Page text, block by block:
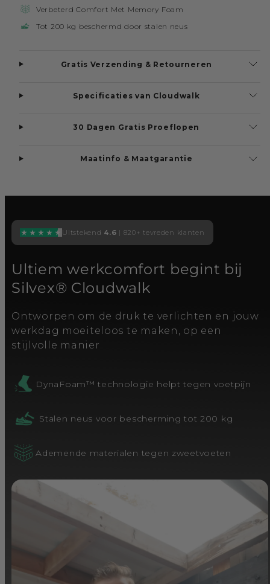
Verbeterd Comfort Met Memory Foam
Tot 200 kg beschermd door stalen neus
Gratis Verzending & Retourneren
Specificaties van Cloudwalk
30 Dagen Gratis Proeflopen
Maatinfo & Maatgarantie
Uitstekend 4.6 | 820+ tevreden klanten
Ultiem werkcomfort begint bij
Silvex® Cloudwalk
Ontworpen om de druk te verlichten en jouw
werkdag moeiteloos te maken, op een
stijlvolle manier
DynaFoam™ technologie helpt tegen voetpijn
Stalen neus voor bescherming tot 200 kg
Ademende materialen tegen zweetvoeten